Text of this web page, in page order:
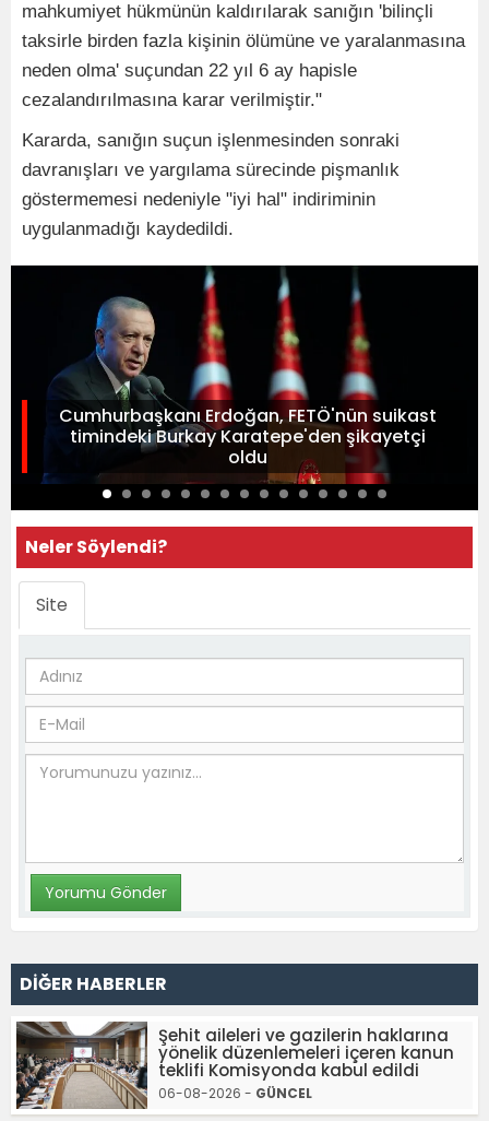
mahkumiyet hükmünün kaldırılarak sanığın 'bilinçli
taksirle birden fazla kişinin ölümüne ve yaralanmasına
neden olma' suçundan 22 yıl 6 ay hapisle
cezalandırılmasına karar verilmiştir."
Kararda, sanığın suçun işlenmesinden sonraki
davranışları ve yargılama sürecinde pişmanlık
göstermemesi nedeniyle "iyi hal" indiriminin
uygulanmadığı kaydedildi.
Cumhurbaşkanı Erdoğan, FETÖ'nün suikast
timindeki Burkay Karatepe'den şikayetçi
oldu
Neler Söylendi?
Site
DİĞER HABERLER
Şehit aileleri ve gazilerin haklarına
yönelik düzenlemeleri içeren kanun
teklifi Komisyonda kabul edildi
06-08-2026 - GÜNCEL